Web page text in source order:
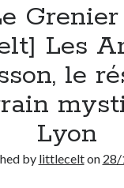
Les
le
Lyon
by littlecelton